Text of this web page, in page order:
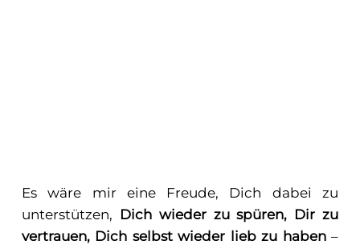
Es wäre mir eine Freude, Dich dabei zu
unterstützen, Dich wieder zu spüren, Dir zu
vertrauen, Dich selbst wieder lieb zu haben–